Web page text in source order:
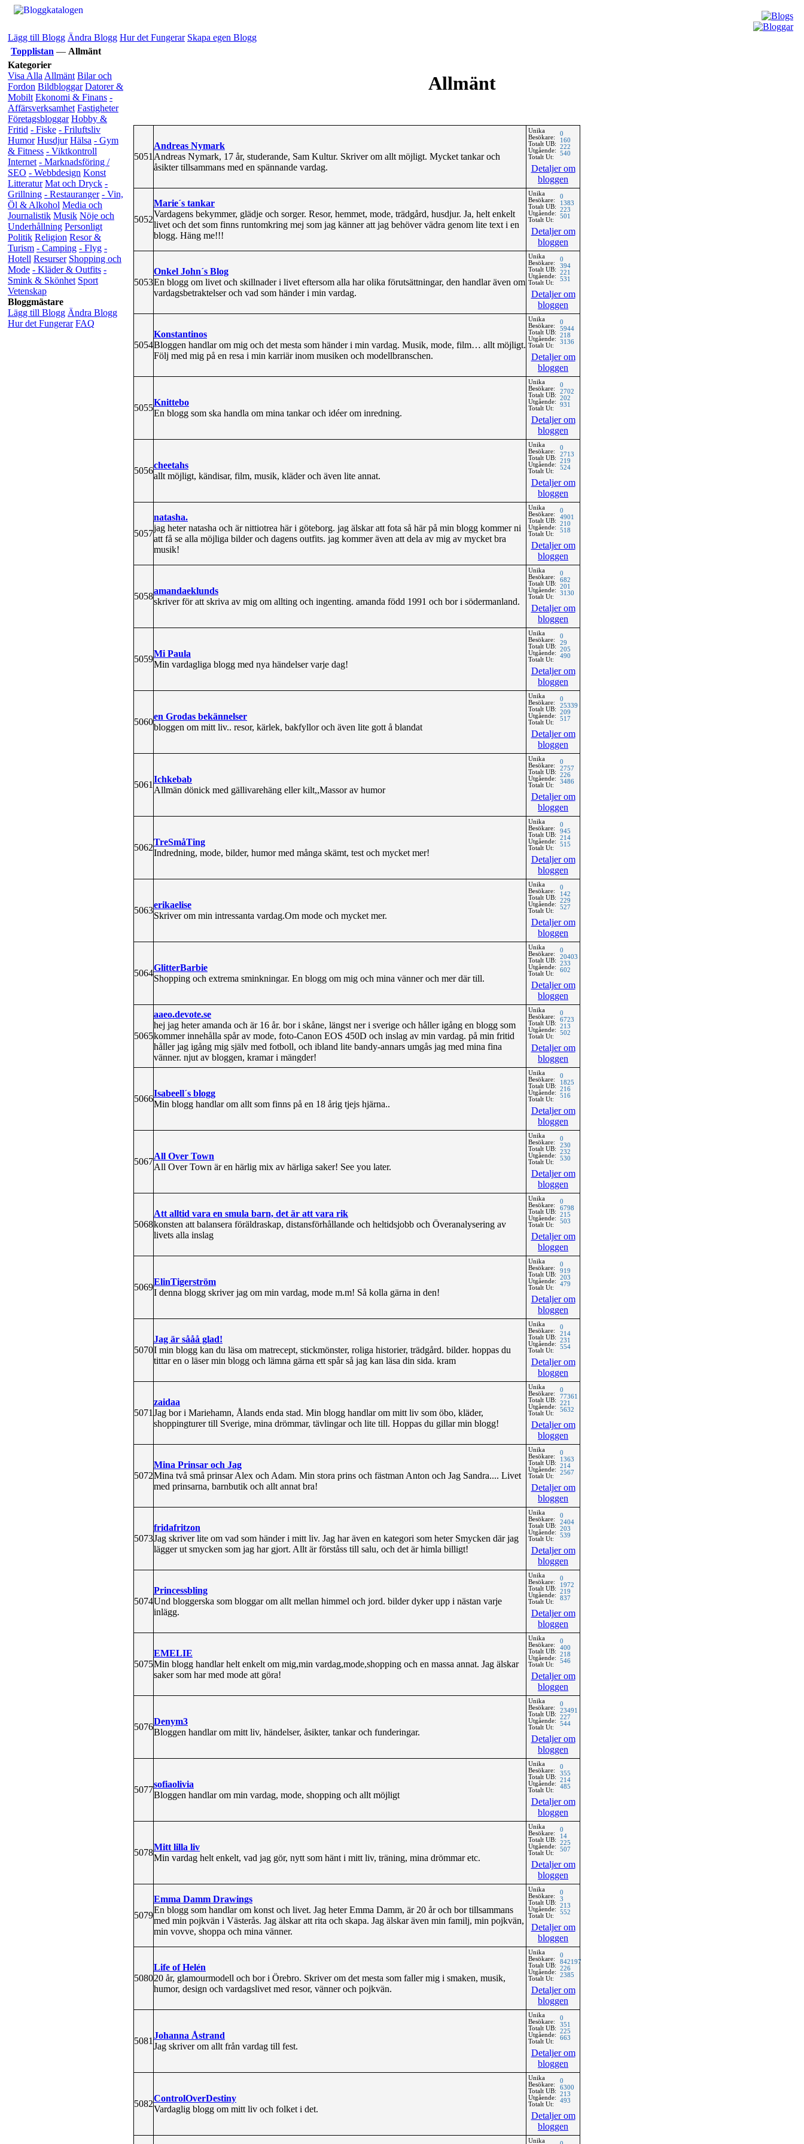
Lägg till Blogg Ändra Blogg Hur det Fungerar Skapa egen Blogg
Topplistan — Allmänt
Kategorier
Visa Alla Allmänt Bilar och
Fordon Bildbloggar Datorer &
Mobilt Ekonomi & Finans -
Affärsverksamhet Fastigheter
Företagsbloggar Hobby &
Fritid - Fiske - Friluftsliv
Humor Husdjur Hälsa - Gym
& Fitness - Viktkontroll
Internet - Marknadsföring /
SEO - Webbdesign Konst
Litteratur Mat och Dryck -
Grillning - Restauranger - Vin,
Öl & Alkohol Media och
Journalistik Musik Nöje och
Underhållning Personligt
Politik Religion Resor &
Turism - Camping - Flyg -
Hotell Resurser Shopping och
Mode - Kläder & Outfits -
Smink & Skönhet Sport
Vetenskap
Bloggmästare
Lägg till Blogg Ändra Blogg
Hur det Fungerar FAQ
Allmänt
5051
Andreas Nymark
Andreas Nymark, 17 år, studerande, Sam Kultur. Skriver om allt möjligt. Mycket tankar och
åsikter tillsammans med en spännande vardag.
Unika
Besökare:
Totalt UB:
Utgående:
Totalt Ut:
0
160
222
540
Detaljer om
bloggen
5052
Marie´s tankar
Vardagens bekymmer, glädje och sorger. Resor, hemmet, mode, trädgård, husdjur. Ja, helt enkelt
livet och det som finns runtomkring mej som jag känner att jag behöver vädra genom lite text i en
blogg. Häng me!!!
Unika
Besökare:
Totalt UB:
Utgående:
Totalt Ut:
0
1383
223
501
Detaljer om
bloggen
5053
Onkel John´s Blog
En blogg om livet och skillnader i livet eftersom alla har olika förutsättningar, den handlar även om
vardagsbetraktelser och vad som händer i min vardag.
Unika
Besökare:
Totalt UB:
Utgående:
Totalt Ut:
0
394
221
531
Detaljer om
bloggen
5054
Konstantinos
Bloggen handlar om mig och det mesta som händer i min vardag. Musik, mode, film… allt möjligt.
Följ med mig på en resa i min karriär inom musiken och modellbranschen.
Unika
Besökare:
Totalt UB:
Utgående:
Totalt Ut:
0
5944
218
3136
Detaljer om
bloggen
5055
Knittebo
En blogg som ska handla om mina tankar och idéer om inredning.
Unika
Besökare:
Totalt UB:
Utgående:
Totalt Ut:
0
2702
202
931
Detaljer om
bloggen
5056
cheetahs
allt möjligt, kändisar, film, musik, kläder och även lite annat.
Unika
Besökare:
Totalt UB:
Utgående:
Totalt Ut:
0
2713
219
524
Detaljer om
bloggen
5057
natasha.
jag heter natasha och är nittiotrea här i göteborg. jag älskar att fota så här på min blogg kommer ni
att få se alla möjliga bilder och dagens outfits. jag kommer även att dela av mig av mycket bra
musik!
Unika
Besökare:
Totalt UB:
Utgående:
Totalt Ut:
0
4901
210
518
Detaljer om
bloggen
5058
amandaeklunds
skriver för att skriva av mig om allting och ingenting. amanda född 1991 och bor i södermanland.
Unika
Besökare:
Totalt UB:
Utgående:
Totalt Ut:
0
682
201
3130
Detaljer om
bloggen
5059
Mi Paula
Min vardagliga blogg med nya händelser varje dag!
Unika
Besökare:
Totalt UB:
Utgående:
Totalt Ut:
0
29
205
490
Detaljer om
bloggen
5060
en Grodas bekännelser
bloggen om mitt liv.. resor, kärlek, bakfyllor och även lite gott å blandat
Unika
Besökare:
Totalt UB:
Utgående:
Totalt Ut:
0
25339
209
517
Detaljer om
bloggen
5061
Ichkebab
Allmän dönick med gällivarehäng eller kilt,,Massor av humor
Unika
Besökare:
Totalt UB:
Utgående:
Totalt Ut:
0
2757
226
3486
Detaljer om
bloggen
5062
TreSmåTing
Indredning, mode, bilder, humor med många skämt, test och mycket mer!
Unika
Besökare:
Totalt UB:
Utgående:
Totalt Ut:
0
945
214
515
Detaljer om
bloggen
5063
erikaelise
Skriver om min intressanta vardag.Om mode och mycket mer.
Unika
Besökare:
Totalt UB:
Utgående:
Totalt Ut:
0
142
229
527
Detaljer om
bloggen
5064
GlitterBarbie
Shopping och extrema sminkningar. En blogg om mig och mina vänner och mer där till.
Unika
Besökare:
Totalt UB:
Utgående:
Totalt Ut:
0
20403
233
602
Detaljer om
bloggen
5065
aaeo.devote.se
hej jag heter amanda och är 16 år. bor i skåne, längst ner i sverige och håller igång en blogg som
kommer innehålla spår av mode, foto-Canon EOS 450D och inslag av min vardag. på min fritid
håller jag igång mig själv med fotboll, och ibland lite bandy-annars umgås jag med mina fina
vänner. njut av bloggen, kramar i mängder!
Unika
Besökare:
Totalt UB:
Utgående:
Totalt Ut:
0
6723
213
502
Detaljer om
bloggen
5066
Isabeell´s blogg
Min blogg handlar om allt som finns på en 18 årig tjejs hjärna..
Unika
Besökare:
Totalt UB:
Utgående:
Totalt Ut:
0
1825
216
516
Detaljer om
bloggen
5067
All Over Town
All Over Town är en härlig mix av härliga saker! See you later.
Unika
Besökare:
Totalt UB:
Utgående:
Totalt Ut:
0
230
232
530
Detaljer om
bloggen
5068
Att alltid vara en smula barn, det är att vara rik
konsten att balansera föräldraskap, distansförhållande och heltidsjobb och Överanalysering av
livets alla inslag
Unika
Besökare:
Totalt UB:
Utgående:
Totalt Ut:
0
6798
215
503
Detaljer om
bloggen
5069
ElinTigerström
I denna blogg skriver jag om min vardag, mode m.m! Så kolla gärna in den!
Unika
Besökare:
Totalt UB:
Utgående:
Totalt Ut:
0
919
203
479
Detaljer om
bloggen
5070
Jag är sååå glad!
I min blogg kan du läsa om matrecept, stickmönster, roliga historier, trädgård. bilder. hoppas du
tittar en o läser min blogg och lämna gärna ett spår så jag kan läsa din sida. kram
Unika
Besökare:
Totalt UB:
Utgående:
Totalt Ut:
0
214
231
554
Detaljer om
bloggen
5071
zaidaa
Jag bor i Mariehamn, Ålands enda stad. Min blogg handlar om mitt liv som öbo, kläder,
shoppingturer till Sverige, mina drömmar, tävlingar och lite till. Hoppas du gillar min blogg!
Unika
Besökare:
Totalt UB:
Utgående:
Totalt Ut:
0
77361
221
5632
Detaljer om
bloggen
5072
Mina Prinsar och Jag
Mina två små prinsar Alex och Adam. Min stora prins och fästman Anton och Jag Sandra.... Livet
med prinsarna, barnbutik och allt annat bra!
Unika
Besökare:
Totalt UB:
Utgående:
Totalt Ut:
0
1363
214
2567
Detaljer om
bloggen
5073
fridafritzon
Jag skriver lite om vad som händer i mitt liv. Jag har även en kategori som heter Smycken där jag
lägger ut smycken som jag har gjort. Allt är förståss till salu, och det är himla billigt!
Unika
Besökare:
Totalt UB:
Utgående:
Totalt Ut:
0
2404
203
539
Detaljer om
bloggen
5074
Princessbling
Und bloggerska som bloggar om allt mellan himmel och jord. bilder dyker upp i nästan varje
inlägg.
Unika
Besökare:
Totalt UB:
Utgående:
Totalt Ut:
0
1972
219
837
Detaljer om
bloggen
5075
EMELIE
Min blogg handlar helt enkelt om mig,min vardag,mode,shopping och en massa annat. Jag älskar
saker som har med mode att göra!
Unika
Besökare:
Totalt UB:
Utgående:
Totalt Ut:
0
400
218
546
Detaljer om
bloggen
5076
Denym3
Bloggen handlar om mitt liv, händelser, åsikter, tankar och funderingar.
Unika
Besökare:
Totalt UB:
Utgående:
Totalt Ut:
0
23491
227
544
Detaljer om
bloggen
5077
sofiaolivia
Bloggen handlar om min vardag, mode, shopping och allt möjligt
Unika
Besökare:
Totalt UB:
Utgående:
Totalt Ut:
0
355
214
485
Detaljer om
bloggen
5078
Mitt lilla liv
Min vardag helt enkelt, vad jag gör, nytt som hänt i mitt liv, träning, mina drömmar etc.
Unika
Besökare:
Totalt UB:
Utgående:
Totalt Ut:
0
14
225
507
Detaljer om
bloggen
5079
Emma Damm Drawings
En blogg som handlar om konst och livet. Jag heter Emma Damm, är 20 år och bor tillsammans
med min pojkvän i Västerås. Jag älskar att rita och skapa. Jag älskar även min familj, min pojkvän,
min vovve, shoppa och mina vänner.
Unika
Besökare:
Totalt UB:
Utgående:
Totalt Ut:
0
3
213
552
Detaljer om
bloggen
5080
Life of Helén
20 år, glamourmodell och bor i Örebro. Skriver om det mesta som faller mig i smaken, musik,
humor, design och vardagslivet med resor, vänner och pojkvän.
Unika
Besökare:
Totalt UB:
Utgående:
Totalt Ut:
0
842197
226
2385
Detaljer om
bloggen
5081
Johanna Åstrand
Jag skriver om allt från vardag till fest.
Unika
Besökare:
Totalt UB:
Utgående:
Totalt Ut:
0
351
225
663
Detaljer om
bloggen
5082
ControlOverDestiny
Vardaglig blogg om mitt liv och folket i det.
Unika
Besökare:
Totalt UB:
Utgående:
Totalt Ut:
0
6300
213
493
Detaljer om
bloggen
Unika